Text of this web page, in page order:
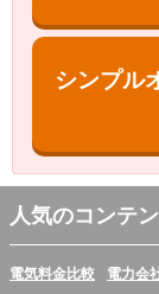
シンプル
人気のコンテ
電気料金比較
電力会